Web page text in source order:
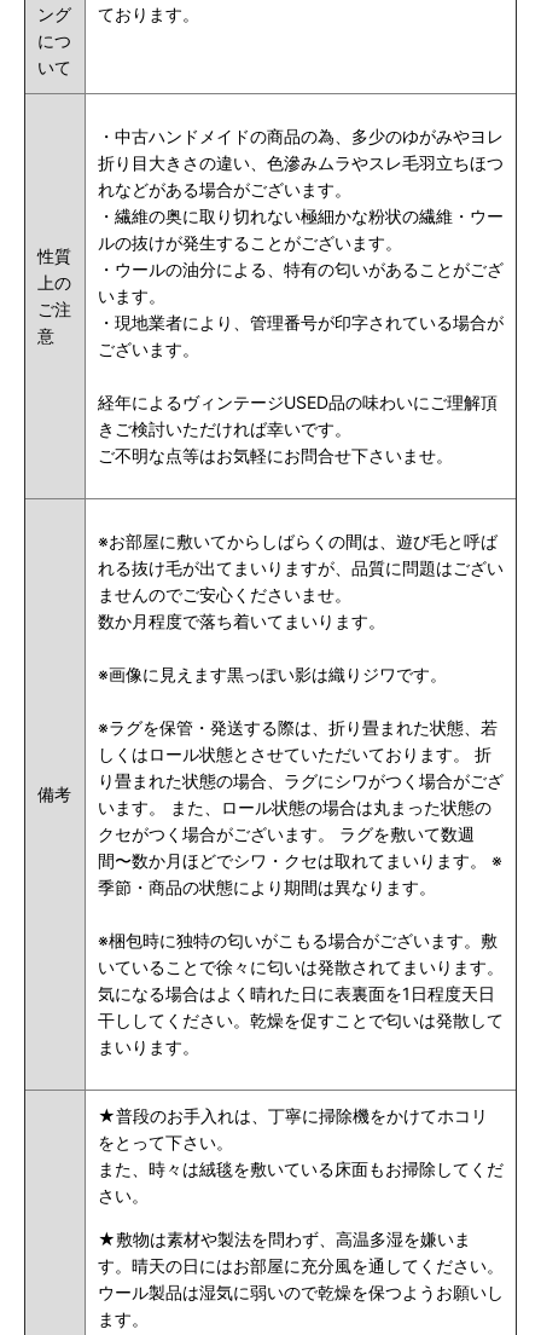
ング
につ
いて
ております。
性質
上の
ご注
意
・中古ハンドメイドの商品の為、多少のゆがみやヨレ
折り目大きさの違い、色滲みムラやスレ毛羽立ちほつ
れなどがある場合がございます。
・繊維の奥に取り切れない極細かな粉状の繊維・ウー
ルの抜けが発生することがございます。
・ウールの油分による、特有の匂いがあることがござ
います。
・現地業者により、管理番号が印字されている場合が
ございます。
経年によるヴィンテージUSED品の味わいにご理解頂
きご検討いただければ幸いです。
ご不明な点等はお気軽にお問合せ下さいませ。
備考
※お部屋に敷いてからしばらくの間は、遊び毛と呼ば
れる抜け毛が出てまいりますが、品質に問題はござい
ませんのでご安心くださいませ。
数か月程度で落ち着いてまいります。
※画像に見えます黒っぽい影は織りジワです。
※ラグを保管・発送する際は、折り畳まれた状態、若
しくはロール状態とさせていただいております。 折
り畳まれた状態の場合、ラグにシワがつく場合がござ
います。 また、ロール状態の場合は丸まった状態の
クセがつく場合がございます。 ラグを敷いて数週
間〜数か月ほどでシワ・クセは取れてまいります。 ※
季節・商品の状態により期間は異なります。
※梱包時に独特の匂いがこもる場合がございます。敷
いていることで徐々に匂いは発散されてまいります。
気になる場合はよく晴れた日に表裏面を1日程度天日
干ししてください。乾燥を促すことで匂いは発散して
まいります。
★普段のお手入れは、丁寧に掃除機をかけてホコリ
をとって下さい。
また、時々は絨毯を敷いている床面もお掃除してくだ
さい。
★敷物は素材や製法を問わず、高温多湿を嫌いま
す。晴天の日にはお部屋に充分風を通してください。
ウール製品は湿気に弱いので乾燥を保つようお願いし
ます。